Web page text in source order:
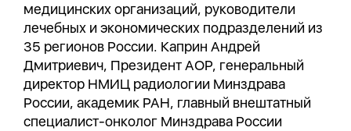
медицинских организаций, руководители
лечебных и экономических подразделений из
35 регионов России. Каприн Андрей
Дмитриевич, Президент АОР, генеральный
директор НМИЦ радиологии Минздрава
России, академик РАН, главный внештатный
специалист-онколог Минздрава России